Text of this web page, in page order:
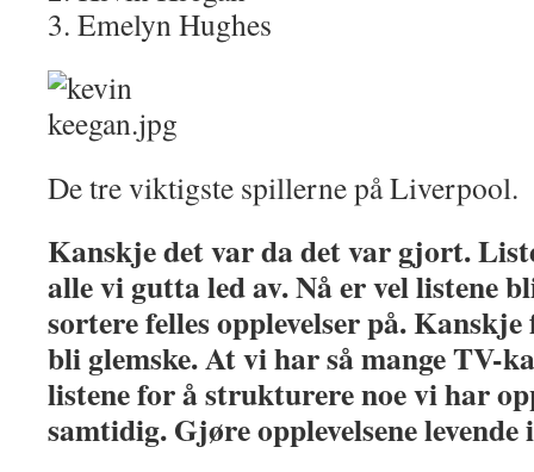
3. Emelyn Hughes
De tre viktigste spillerne på Liverpool.
Kanskje det var da det var gjort.
alle vi gutta led av. Nå er vel listene
sortere felles opplevelser på.
bli glemske. At vi har så mange TV-
listene for å strukturere noe vi har
samtidig. Gjøre opplevelsene levende